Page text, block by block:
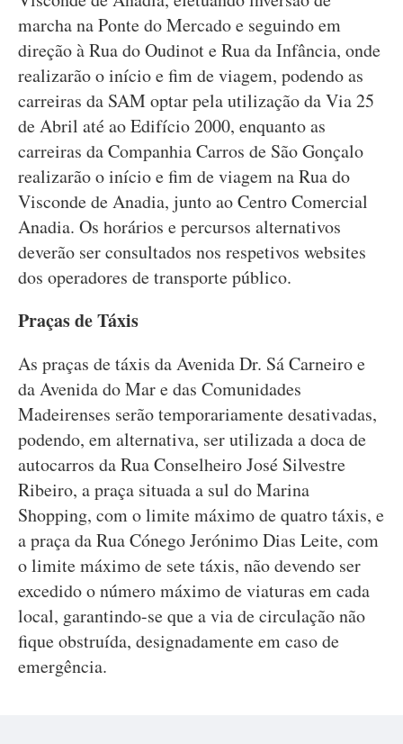
marcha na Ponte do Mercado e seguindo em
direção à Rua do Oudinot e Rua da Infância, onde
realizarão o início e fim de viagem, podendo as
carreiras da SAM optar pela utilização da Via 25
de Abril até ao Edifício 2000, enquanto as
carreiras da Companhia Carros de São Gonçalo
realizarão o início e fim de viagem na Rua do
Visconde de Anadia, junto ao Centro Comercial
Anadia. Os horários e percursos alternativos
deverão ser consultados nos respetivos websites
dos operadores de transporte público.
Praças de Táxis
As praças de táxis da Avenida Dr. Sá Carneiro e
da Avenida do Mar e das Comunidades
Madeirenses serão temporariamente desativadas,
podendo, em alternativa, ser utilizada a doca de
autocarros da Rua Conselheiro José Silvestre
Ribeiro, a praça situada a sul do Marina
Shopping, com o limite máximo de quatro táxis, e
a praça da Rua Cónego Jerónimo Dias Leite, com
o limite máximo de sete táxis, não devendo ser
excedido o número máximo de viaturas em cada
local, garantindo-se que a via de circulação não
fique obstruída, designadamente em caso de
emergência.